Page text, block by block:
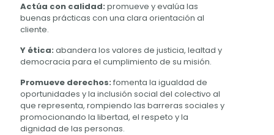
Actúa con calidad: promueve y evalúa las
buenas prácticas con una clara orientación al
cliente.
Y ética: abandera los valores de justicia, lealtad y
democracia para el cumplimiento de su misión.
Promueve derechos: fomenta la igualdad de
oportunidades y la inclusión social del colectivo al
que representa, rompiendo las barreras sociales y
promocionando la libertad, el respeto y la
dignidad de las personas.